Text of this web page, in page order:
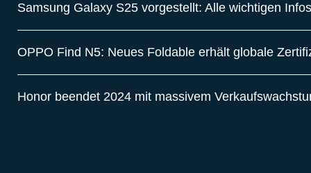
Samsung Galaxy S25 vorgestellt: Alle wichtigen Infos
OPPO Find N5: Neues Foldable erhält globale
Honor beendet 2024 mit massivem